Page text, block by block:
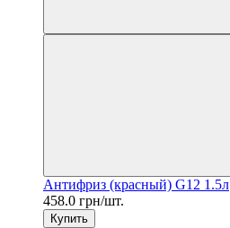
Антифриз (красный) G12 1.5л
458.0 грн/шт.
Купить